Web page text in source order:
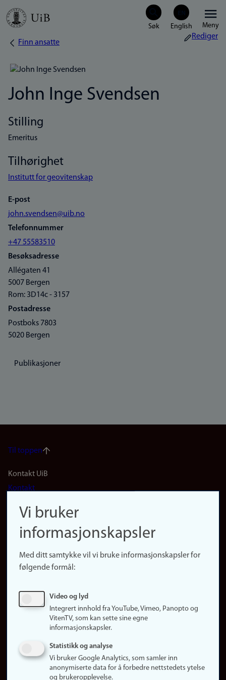
Hopp
Meny
Navigasjonssti
Finn ansatte
Rediger
John Inge Svendsen
Stilling
Emeritus
Tilhørighet
Institutt for geovitenskap
E-post
john.svendsen@uib.no
Telefonnummer
+47 55583510
Besøksadresse
Allégaten 41
5007 Bergen
Rom: 3D14c - 3157
Postadresse
Postboks 7803
5020 Bergen
Publikasjoner
Til toppen
Footer
(no)
Kontakt UiB
Kontakt
Finn forsker
Presse
Finn studier
Ledige stillinger
Om nettstedet
Informasjonskapsler
Vi bruker
informasjonskapsler
Med ditt samtykke vil vi bruke informasjonskapsler for
følgende formål:
Video og lyd
Integrert innhold fra YouTube, Vimeo, Panopto og
VitenTV, som kan sette sine egne
informasjonskapsler.
Statistikk og analyse
Vi bruker Google Analytics, som samler inn
anonymiserte data for å forbedre nettstedets ytelse
og brukeropplevelse.